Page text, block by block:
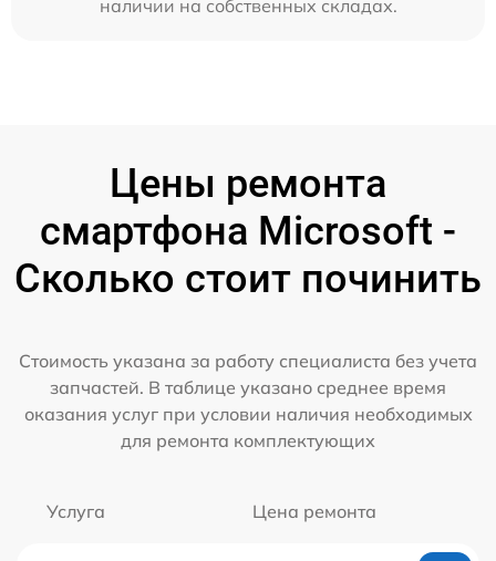
наличии на собственных складах.
Цены ремонта
смартфона Microsoft -
Сколько стоит починить
Стоимость указана за работу специалиста без учета
запчастей. В таблице указано среднее время
оказания услуг при условии наличия необходимых
для ремонта комплектующих
Услуга Цена ремонта